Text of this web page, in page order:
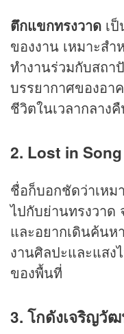
ตึกแขกทรงวาด เ
ของงาน เหมาะส
ทำงานร่วมกับสถา
บรรยากาศของอา
ชีวิตในเวลากลาง
2. Lost in
ชื่อก็บอกชัดว่าเหม
ไปกับย่านทรงวาด
และอยากเดินค้นห
งานศิลปะและแสง
ของพื้นที่
3. โกดังเจริญวั